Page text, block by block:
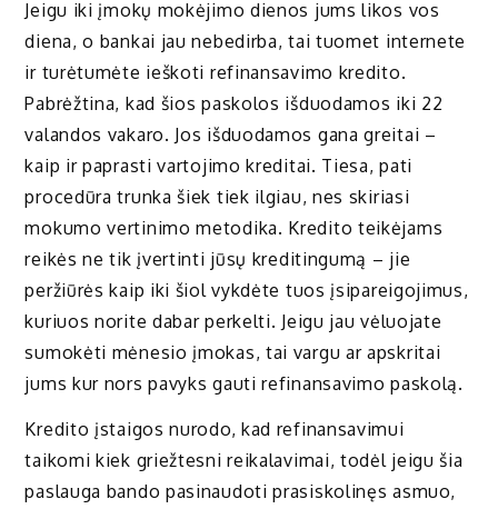
Jeigu iki įmokų mokėjimo dienos jums likos vos
diena, o bankai jau nebedirba, tai tuomet internete
ir turėtumėte ieškoti refinansavimo kredito.
Pabrėžtina, kad šios paskolos išduodamos iki 22
valandos vakaro. Jos išduodamos gana greitai –
kaip ir paprasti vartojimo kreditai. Tiesa, pati
procedūra trunka šiek tiek ilgiau, nes skiriasi
mokumo vertinimo metodika. Kredito teikėjams
reikės ne tik įvertinti jūsų kreditingumą – jie
peržiūrės kaip iki šiol vykdėte tuos įsipareigojimus,
kuriuos norite dabar perkelti. Jeigu jau vėluojate
sumokėti mėnesio įmokas, tai vargu ar apskritai
jums kur nors pavyks gauti refinansavimo paskolą.
Kredito įstaigos nurodo, kad refinansavimui
taikomi kiek griežtesni reikalavimai, todėl jeigu šia
paslauga bando pasinaudoti prasiskolinęs asmuo,